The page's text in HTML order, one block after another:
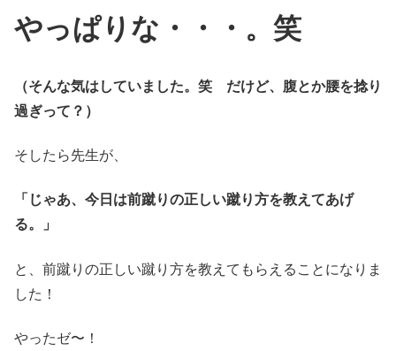
やっぱりな・・・。笑
（そんな気はしていました。笑 だけど、腹とか腰を捻り
過ぎって？）
そしたら先生が、
「じゃあ、今日は前蹴りの正しい蹴り方を教えてあげ
る。」
と、前蹴りの正しい蹴り方を教えてもらえることになりま
した！
やったゼ〜！